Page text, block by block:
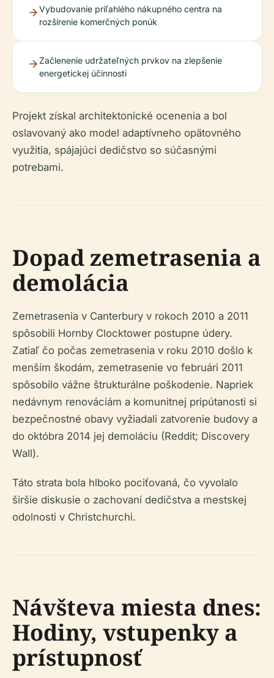
Vybudovanie priľahlého nákupného centra na
rozšírenie komerčných ponúk
Začlenenie udržateľných prvkov na zlepšenie
energetickej účinnosti
Projekt získal architektonické ocenenia a bol
oslavovaný ako model adaptívneho opätovného
využitia, spájajúci dedičstvo so súčasnými
potrebami.
Dopad zemetrasenia a
demolácia
Zemetrasenia v Canterbury v rokoch 2010 a 2011
spôsobili Hornby Clocktower postupne údery.
Zatiaľ čo počas zemetrasenia v roku 2010 došlo k
menším škodám, zemetrasenie vo februári 2011
spôsobilo vážne štrukturálne poškodenie. Napriek
nedávnym renováciám a komunitnej pripútanosti si
bezpečnostné obavy vyžiadali zatvorenie budovy a
do októbra 2014 jej demoláciu (Reddit; Discovery
Wall).
Táto strata bola hlboko pociťovaná, čo vyvolalo
širšie diskusie o zachovaní dedičstva a mestskej
odolnosti v Christchurchi.
Návšteva miesta dnes:
Hodiny, vstupenky a
prístupnosť